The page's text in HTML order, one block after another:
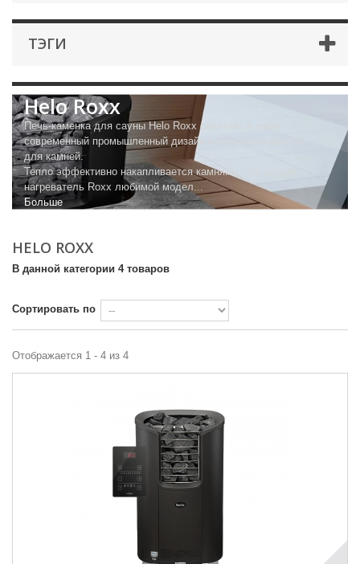
ТЭГИ
Helo Roxx
Печь-каменка для сауны Helo Roxx сочетает в себе
современный промышленный дизайн и большую емкость
для камней.
Тепло эффективно накапливается камнями, что делает
нагреватель Roxx любимой модел...
Больше
HELO ROXX
В данной категории 4 товаров
Сортировать по
Отображается 1 - 4 из 4